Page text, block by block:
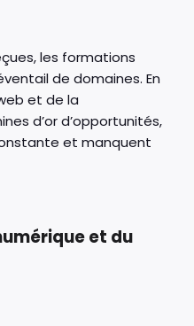
les formations
de domaines. En
et de la
d’or d’opportunités,
et manquent
et du